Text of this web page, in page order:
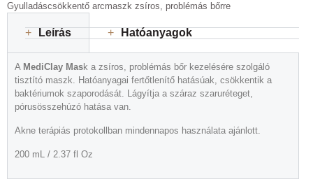
Gyulladáscsökkentő arcmaszk zsíros, problémás bőrre
+ Leírás + Hatóanyagok
A MediClay Mask a zsíros, problémás bőr kezelésére szolgáló
tisztító maszk. Hatóanyagai fertőtlenítő hatásúak, csökkentik a
baktériumok szaporodását. Lágyítja a száraz szaruréteget,
pórusösszehúzó hatása van.
Akne terápiás protokollban mindennapos használata ajánlott.
200 mL / 2.37 fl Oz